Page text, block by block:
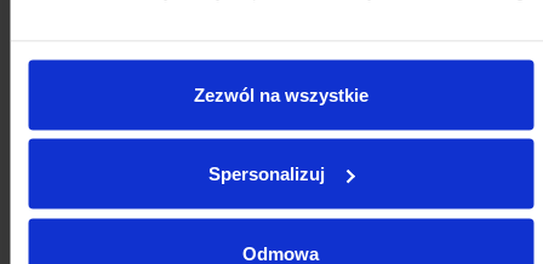
Zezwól na wszystkie
Spersonalizuj
Odmowa